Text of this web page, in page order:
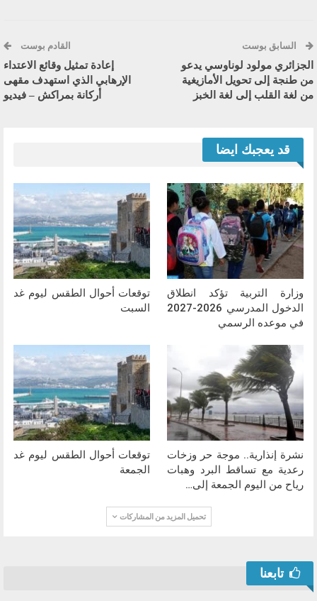
السابق بوست
الجزائري مولود لوناوسي يدعو
من طنجة إلى تحويل الأمازيغية
من لغة القلب إلى لغة الخبز
القادم بوست
إعادة تمثيل وقائع الاعتداء
الإرهابي الذي استهدف مقهى
أركانة بمراكش – فيديو
قد يعجبك ايضا
وزارة التربية تؤكد انطلاق
الدخول المدرسي 2026-2027
في موعده الرسمي
توقعات أحوال الطقس ليوم غد
السبت
نشرة إنذارية.. موجة حر وزخات
رعدية مع تساقط البرد وهبات
رياح من اليوم الجمعة إلى…
توقعات أحوال الطقس ليوم غد
الجمعة
تحميل المزيد من المشاركات
تابعنا